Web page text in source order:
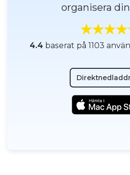
organisera
4.4 baserat på 1103